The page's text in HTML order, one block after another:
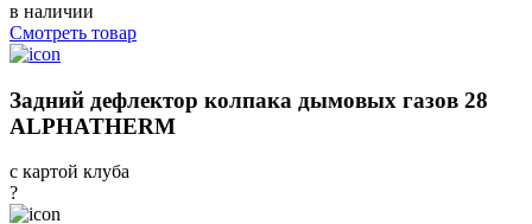
в наличии
Смотреть товар
Задний дефлектор колпака дымовых газов 28
ALPHATHERM
с картой клуба
?